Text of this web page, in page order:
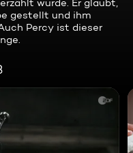
wurde. Er glaubt,
gestellt und ihm
Percy ist dieser